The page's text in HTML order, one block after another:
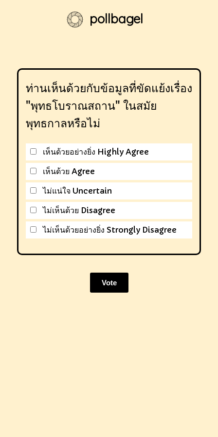
pollbagel
ท่านเห็นด้วยกับข้อมูลที่ขัดแย้งเรื่อง
"พุทธโบราณสถาน" ในสมัย
พุทธกาลหรือไม่
เห็นด้วยอย่างยิ่ง Highly Agree
เห็นด้วย Agree
ไม่แน่ใจ Uncertain
ไม่เห็นด้วย Disagree
ไม่เห็นด้วยอย่างยิ่ง Strongly Disagree